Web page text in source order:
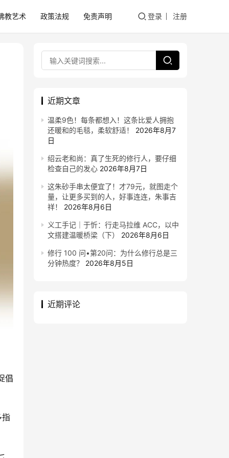
教艺术 政策法规 免责声明 登录 注册
倡
指
近期文章
温柔9色！每条都想入！这条比爱人拥抱
还暖和的毛毯，柔软舒适！
2026年8月7
日
绍云老和尚：真了生死的修行人，要仔细
检查自己的发心 2026年8月7日
这朱砂手串太便宜了！才79元，就图走个
量，让更多买到的人，好事连连，朱事吉
祥！
2026年8月6日
义工手记｜于忻：行走马拉维 ACC，以中
文搭建温暖桥梁（下）
2026年8月6日
修行 100 问•第20问：为什么修行总是三
分钟热度？
2026年8月5日
近期评论